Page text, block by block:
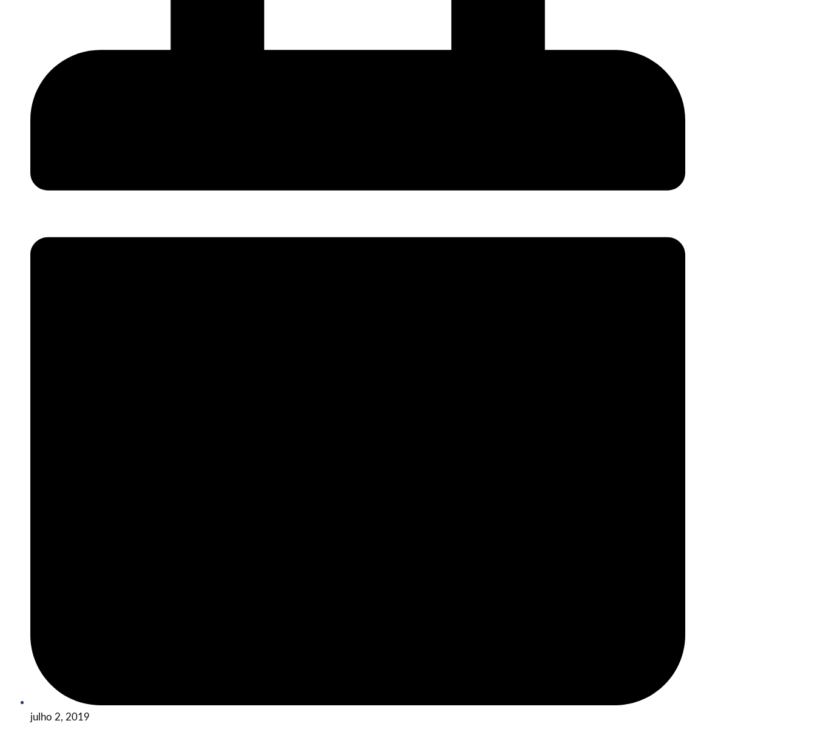
julho 2, 2019